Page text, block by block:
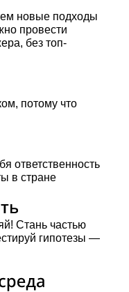
новые подходы
провести
без топ-
потому что
ответственность
в стране
Стань частью
гипотезы —